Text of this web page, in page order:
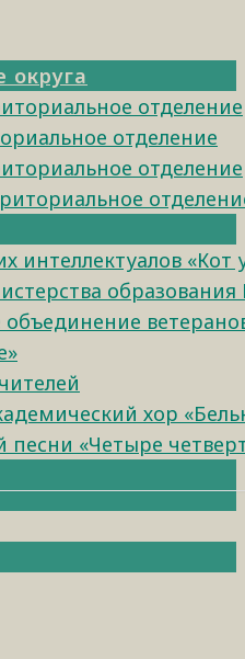
округа
отделение
отделение
отделение
интеллектуалов «Кот
образования
хор
песни «Четыре